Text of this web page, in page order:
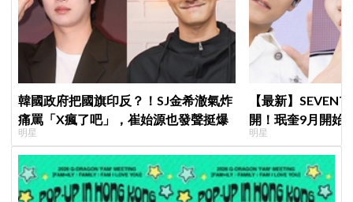
韓國政府把國旗印反？！SJ金希澈氣炸
痛罵「X瘋了吧」，崔始源也發聲挺爆
明星
【最新】
開！珉奎9月開始
DINO軍樂隊10月
明星